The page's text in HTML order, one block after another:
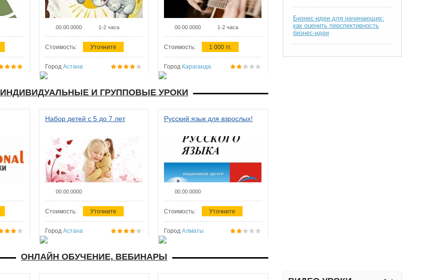
00.00.0000 1-2 часа
Стоимость: Уточните
Город Астана
00.00.0000 1-2 часа
Стоимость: 1 000 тг.
Город Караганда
ИНДИВИДУАЛЬНЫЕ И ГРУППОВЫЕ УРОКИ
Набор детей с 5 до 7 лет
00.00.0000
Стоимость: Уточните
Город Астана
Русский язык для взрослых!
00.00.0000
Стоимость: Уточните
Город Алматы
ОНЛАЙН ОБУЧЕНИЕ, ВЕБИНАРЫ
Бизнес-идеи для начинающих:
как оценить перспективность
бизнес-идеи